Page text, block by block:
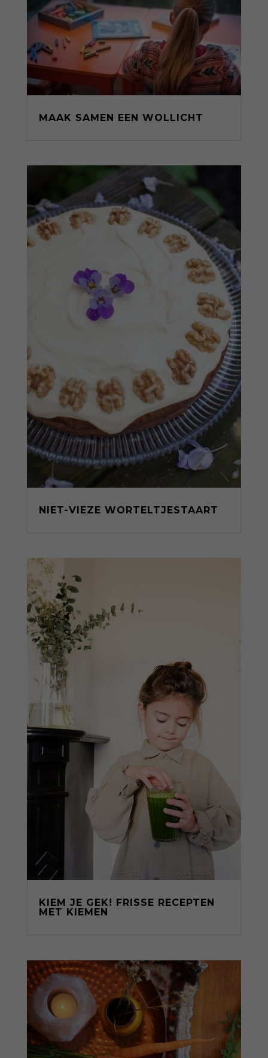
MAAK SAMEN EEN WOLLICHT
NIET-VIEZE WORTELTJESTAART
KIEM JE GEK! FRISSE RECEPTEN
MET KIEMEN